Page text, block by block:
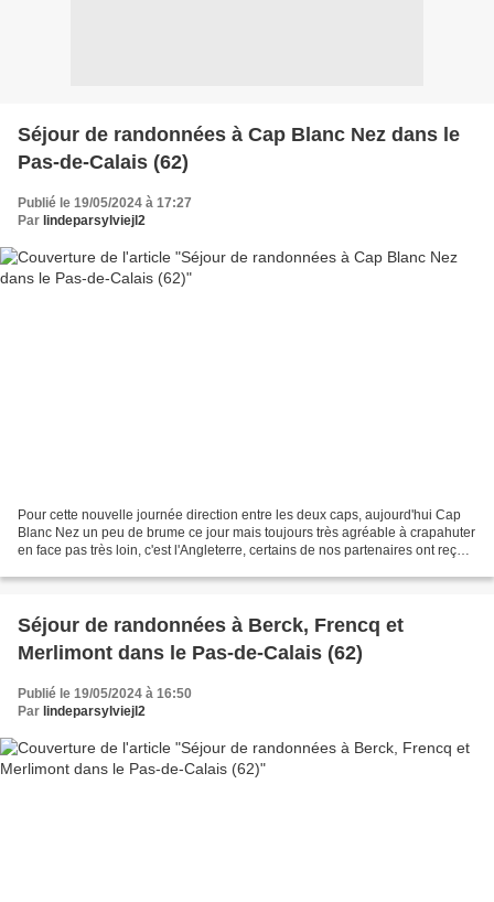
Séjour de randonnées à Cap Blanc Nez dans le
Pas-de-Calais (62)
Publié le 19/05/2024 à 17:27
Par lindeparsylviejl2
Pour cette nouvelle journée direction entre les deux caps, aujourd'hui Cap
Blanc Nez un peu de brume ce jour mais toujours très agréable à crapahuter
en face pas très loin, c'est l'Angleterre, certains de nos partenaires ont reçu
Séjour de randonnées à Berck, Frencq et
Merlimont dans le Pas-de-Calais (62)
Publié le 19/05/2024 à 16:50
Par lindeparsylviejl2